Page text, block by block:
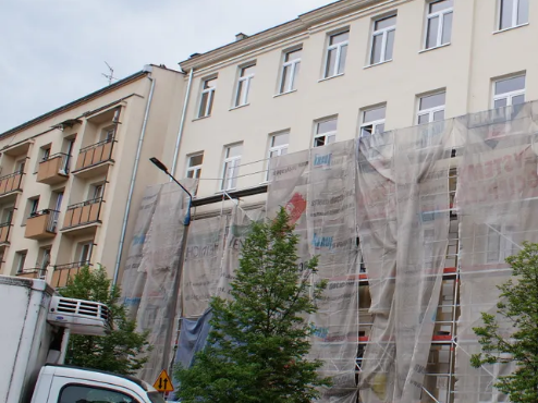
Wrocław
Katowice
Łódź
INFORMACJE
Regulamin
Polityka Prywatności
Marketing nieruchomości